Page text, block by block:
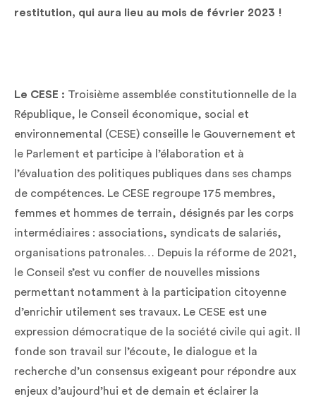
restitution, qui aura lieu au mois de février 2023 !
Le CESE : Troisième assemblée constitutionnelle de la
République, le Conseil économique, social et
environnemental (CESE) conseille le Gouvernement et
le Parlement et participe à l’élaboration et à
l’évaluation des politiques publiques dans ses champs
de compétences. Le CESE regroupe 175 membres,
femmes et hommes de terrain, désignés par les corps
intermédiaires : associations, syndicats de salariés,
organisations patronales… Depuis la réforme de 2021,
le Conseil s’est vu confier de nouvelles missions
permettant notamment à la participation citoyenne
d’enrichir utilement ses travaux. Le CESE est une
expression démocratique de la société civile qui agit. Il
fonde son travail sur l’écoute, le dialogue et la
recherche d’un consensus exigeant pour répondre aux
enjeux d’aujourd’hui et de demain et éclairer la